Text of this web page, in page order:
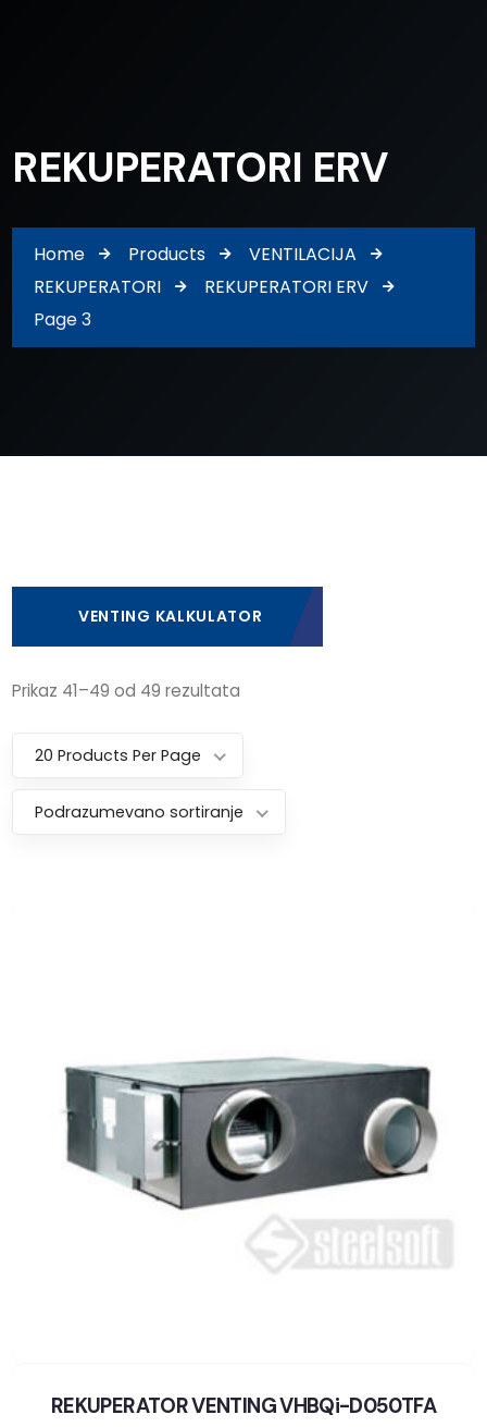
REKUPERATORI ERV
Home Products
VENTILACIJA
REKUPERATORI
REKUPERATORI ERV
Page 3
VENTING KALKULATOR
Prikaz 41–49 od 49 rezultata
20 Products Per Page
Podrazumevano sortiranje
REKUPERATOR VENTING VHBQi-D050TFA